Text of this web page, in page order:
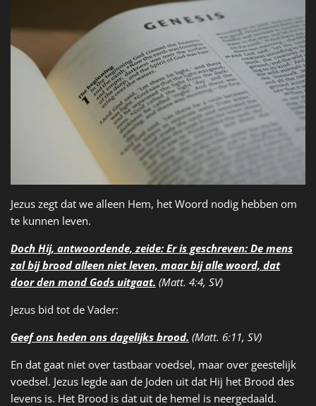
Jezus zegt dat we alleen Hem, het Woord nodig hebben om
te kunnen leven.
Doch Hij, antwoordende, zeide: Er is geschreven: De mens
zal bij brood alleen niet leven, maar bij alle woord, dat
door den mond Gods uitgaat. (Matt. 4:4, SV)
Jezus bid tot de Vader:
Geef ons heden ons dagelijks brood. (Matt. 6:11, SV)
En dat gaat niet over tastbaar voedsel, maar over geestelijk
voedsel. Jezus legde aan de Joden uit dat Hij het Brood des
levens is. Het Brood is dat uit de hemel is neergedaald.